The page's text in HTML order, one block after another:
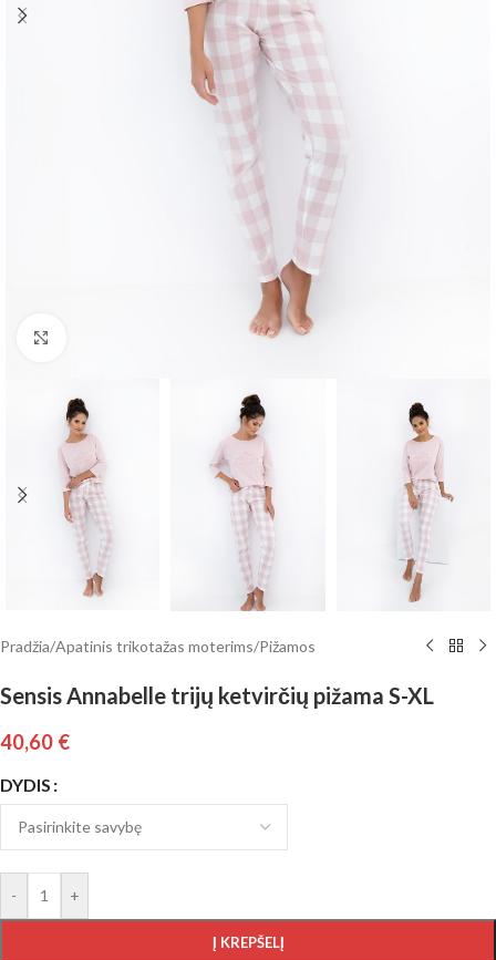
Pradžia/Apatinis trikotažas moterims/Pižamos
Sensis Annabelle trijų ketvirčių pižama S-XL
40,60 €
DYDIS
- +
Į KREPŠELĮ